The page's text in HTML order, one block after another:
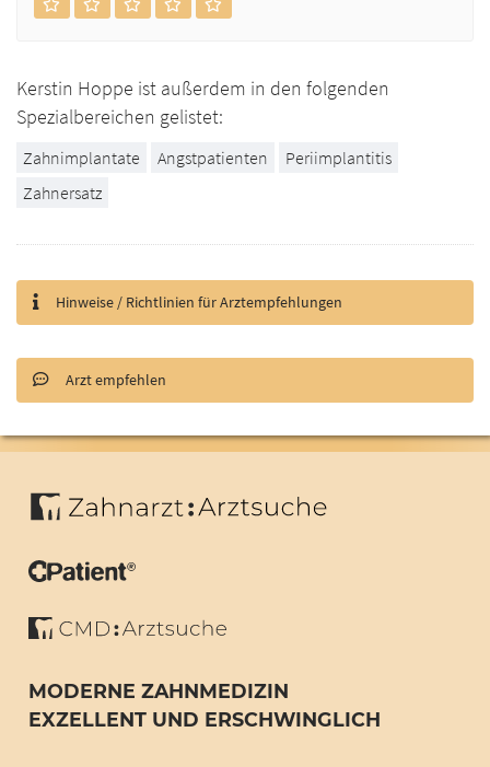
Kerstin Hoppe ist außerdem in den folgenden
Spezialbereichen gelistet:
Zahnimplantate Angstpatienten
Periimplantitis
Zahnersatz
Hinweise / Richtlinien für Arztempfehlungen
Arzt empfehlen
MODERNE ZAHNMEDIZIN
EXZELLENT UND ERSCHWINGLICH